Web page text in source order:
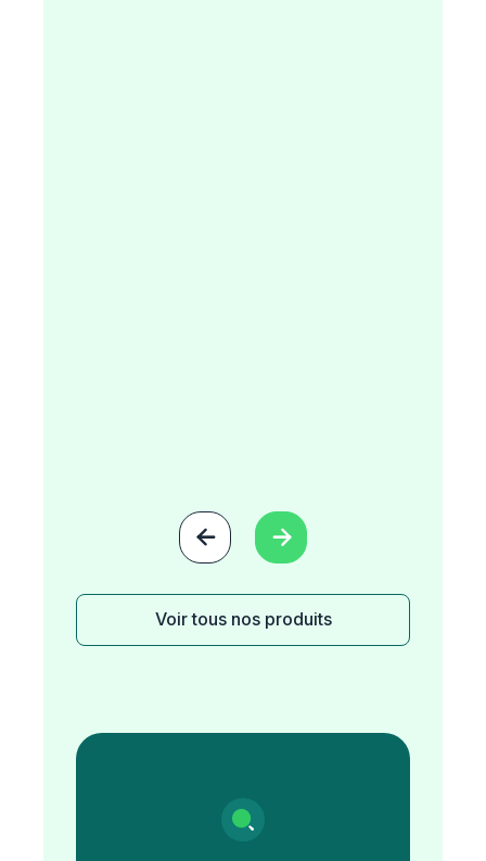
 
Voir tous nos produits